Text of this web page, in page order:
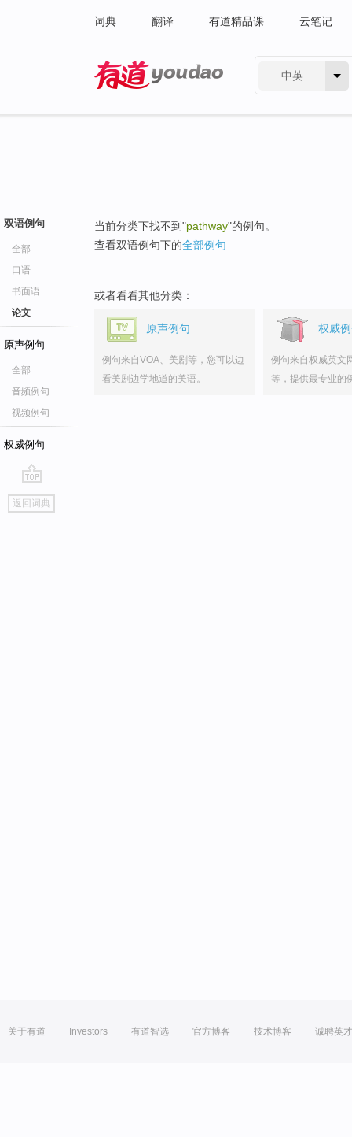
词典 翻译 有道精品课 云笔记
中英
双语例句
全部
口语
书面语
论文
原声例句
全部
音频例句
视频例句
权威例句
go
top
返回词典
当前分类下找不到"pathway"的例句。
查看双语例句下的全部例句
或者看看其他分类：
原声例句
例句来自VOA、美剧等，您可以边
看美剧边学地道的美语。
权威
例句来自权威英文
等，提供最专业的
关于有道 Investors 有道智选 官方博客 技术博客 诚聘英才